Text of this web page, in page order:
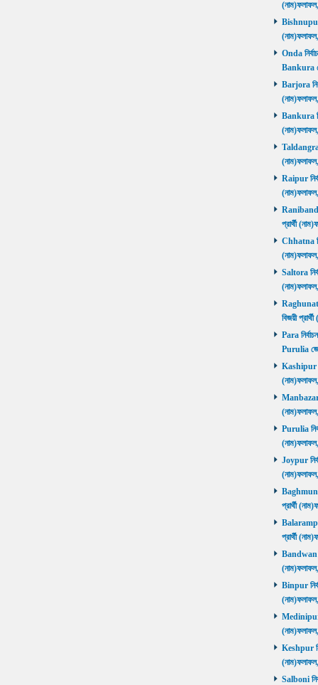
Bishnupur
Onda
Bankura
Barjora
Bankura
Taldangra
Raipur
Ranibandh
প্রার্থী
Chhatna
Saltora
বিজয়ী
Para
Purulia
Kashipur
Manbazar
Purulia
Joypur
প্রার্থী
প্রার্থী
Bandwan
Binpur
Medinipur
Keshpur
Salboni